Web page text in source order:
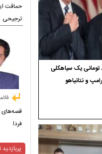
میلیارد تومانی یک سیاهکلی
و نتانیاهو
حماقت
ترجیحی
قصه‌های
فردا